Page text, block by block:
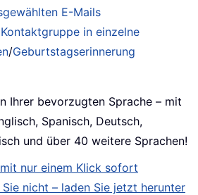
E-Mails
in einzelne
/Geburtstagserinnerung
Ihrer bevorzugten Sprache – mit
Spanisch, Deutsch,
und über 40 weitere Sprachen!
nur einem Klick sofort
nicht – laden Sie jetzt herunter